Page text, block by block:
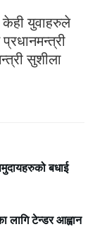
युवाहरुले
सुशीला
बधाई
लागि टेन्डर आह्वान